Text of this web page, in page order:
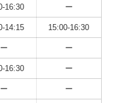
16:30 ー
14:15 15:00-16:30
ー ー
16:30 ー
ー ー